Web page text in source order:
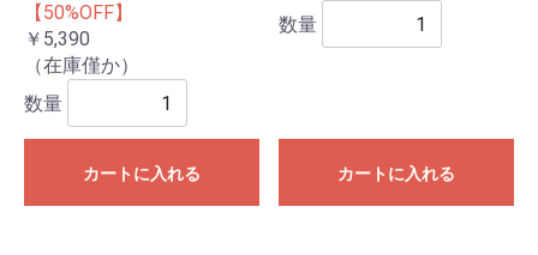
【50%OFF】
￥5,390
（在庫僅か）
数量
カートに入れる
数量
カートに入れる